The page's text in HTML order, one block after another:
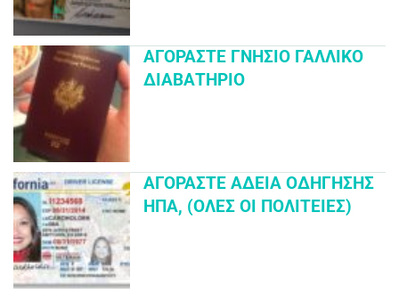
ΑΓΟΡΆΣΤΕ ΓΝΉΣΙΟ ΓΑΛΛΙΚΌ
ΔΙΑΒΑΤΉΡΙΟ
ΑΓΟΡΆΣΤΕ ΆΔΕΙΑ ΟΔΉΓΗΣΗΣ
ΗΠΑ, (ΌΛΕΣ ΟΙ ΠΟΛΙΤΕΊΕΣ)